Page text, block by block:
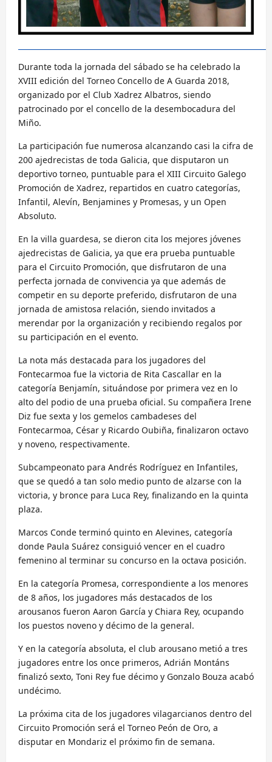
Durante toda la jornada del sábado se ha celebrado la
XVIII edición del Torneo Concello de A Guarda 2018,
organizado por el Club Xadrez Albatros, siendo
patrocinado por el concello de la desembocadura del
Miño.
La participación fue numerosa alcanzando casi la cifra de
200 ajedrecistas de toda Galicia, que disputaron un
deportivo torneo, puntuable para el XIII Circuito Galego
Promoción de Xadrez, repartidos en cuatro categorías,
Infantil, Alevín, Benjamines y Promesas, y un Open
Absoluto.
En la villa guardesa, se dieron cita los mejores jóvenes
ajedrecistas de Galicia, ya que era prueba puntuable
para el Circuito Promoción, que disfrutaron de una
perfecta jornada de convivencia ya que además de
competir en su deporte preferido, disfrutaron de una
jornada de amistosa relación, siendo invitados a
merendar por la organización y recibiendo regalos por
su participación en el evento.
La nota más destacada para los jugadores del
Fontecarmoa fue la victoria de Rita Cascallar en la
categoría Benjamín, situándose por primera vez en lo
alto del podio de una prueba oficial. Su compañera Irene
Diz fue sexta y los gemelos cambadeses del
Fontecarmoa, César y Ricardo Oubiña, finalizaron octavo
y noveno, respectivamente.
Subcampeonato para Andrés Rodríguez en Infantiles,
que se quedó a tan solo medio punto de alzarse con la
victoria, y bronce para Luca Rey, finalizando en la quinta
plaza.
Marcos Conde terminó quinto en Alevines, categoría
donde Paula Suárez consiguió vencer en el cuadro
femenino al terminar su concurso en la octava posición.
En la categoría Promesa, correspondiente a los menores
de 8 años, los jugadores más destacados de los
arousanos fueron Aaron García y Chiara Rey, ocupando
los puestos noveno y décimo de la general.
Y en la categoría absoluta, el club arousano metió a tres
jugadores entre los once primeros, Adrián Montáns
finalizó sexto, Toni Rey fue décimo y Gonzalo Bouza acabó
undécimo.
La próxima cita de los jugadores vilagarcianos dentro del
Circuito Promoción será el Torneo Peón de Oro, a
disputar en Mondariz el próximo fin de semana.